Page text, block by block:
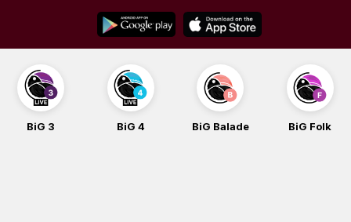
content
BiG 3 BiG 4 BiG Balade BiG Folk